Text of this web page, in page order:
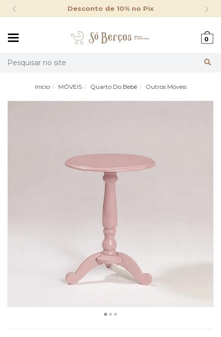
Desconto de 10% no Pix
0
Início MÓVEIS Quarto Do Bebê Outros Móveis